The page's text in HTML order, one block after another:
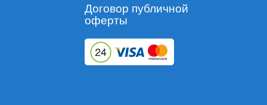
Договор публичной
оферты